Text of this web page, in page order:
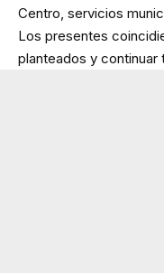
Centro, servicios
Los presentes
planteados y continuar